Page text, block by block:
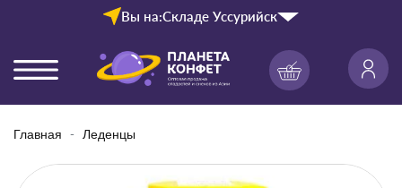
Вы на:Складе Уссурийск
Главная Леденцы